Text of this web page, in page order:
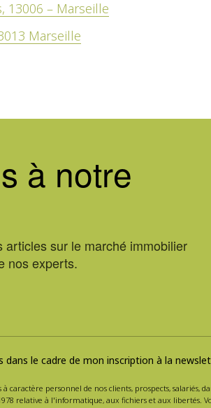
13006 – Marseille
Marseille
à notre
sur le marché immobilier
nos experts.
dans le cadre de mon inscription à la
caractère personnel de nos clients, prospects, salariés,
relative à l'informatique, aux fichiers et aux libertés.